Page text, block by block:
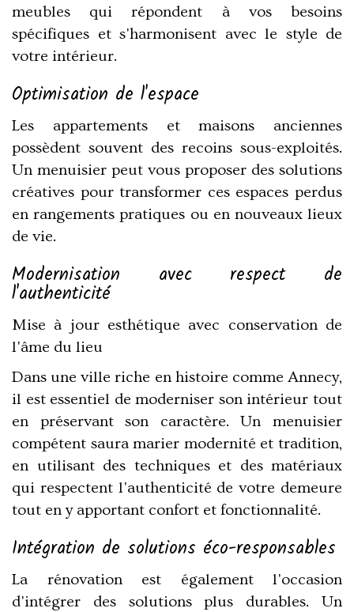
meubles qui répondent à vos besoins
spécifiques et s'harmonisent avec le style de
votre intérieur.
Optimisation de l'espace
Les appartements et maisons anciennes
possèdent souvent des recoins sous-exploités.
Un menuisier peut vous proposer des solutions
créatives pour transformer ces espaces perdus
en rangements pratiques ou en nouveaux lieux
de vie.
Modernisation avec respect de
l'authenticité
Mise à jour esthétique avec conservation de
l'âme du lieu
Dans une ville riche en histoire comme Annecy,
il est essentiel de moderniser son intérieur tout
en préservant son caractère. Un menuisier
compétent saura marier modernité et tradition,
en utilisant des techniques et des matériaux
qui respectent l'authenticité de votre demeure
tout en y apportant confort et fonctionnalité.
Intégration de solutions éco-responsables
La rénovation est également l'occasion
d'intégrer des solutions plus durables. Un